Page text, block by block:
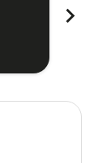
chevron_right